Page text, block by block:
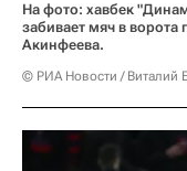
На фото: хавбек
забивает мяч в
Акинфеева.
© РИА Новости / Виталий